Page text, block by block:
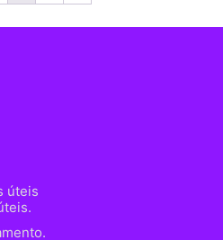
úteis